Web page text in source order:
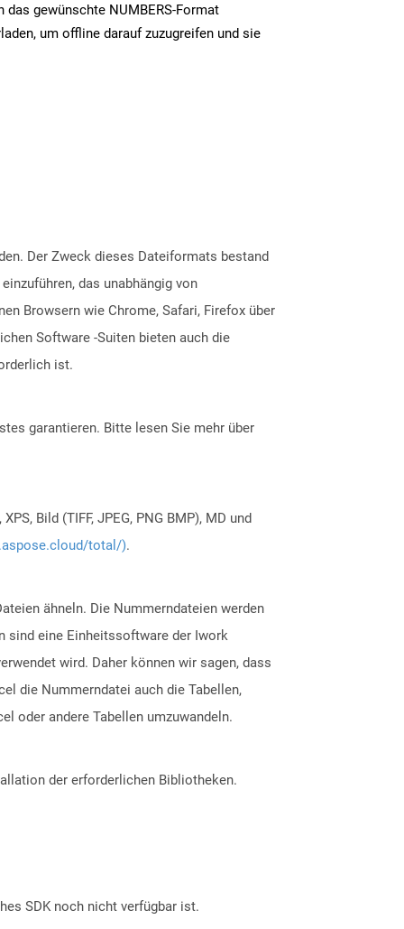
das gewünschte NUMBERS-Format
um offline darauf zuzugreifen und sie
Der Zweck dieses Dateiformats bestand
das unabhängig von
Browsern wie Chrome, Safari, Firefox über
Software -Suiten bieten auch die
ist.
garantieren. Bitte lesen Sie mehr über
Bild (TIFF, JPEG, PNG BMP), MD und
total/).
ähneln. Die Nummerndateien werden
sind eine Einheitssoftware der Iwork
wird. Daher können wir sagen, dass
die Nummerndatei auch die Tabellen,
oder andere Tabellen umzuwandeln.
der erforderlichen Bibliotheken.
SDK noch nicht verfügbar ist.